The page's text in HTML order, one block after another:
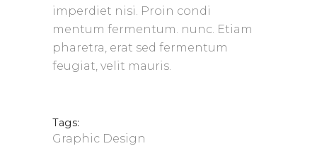
imperdiet nisi. Proin condi
mentum fermentum. nunc. Etiam
pharetra, erat sed fermentum
feugiat, velit mauris.
Tags:
Graphic Design